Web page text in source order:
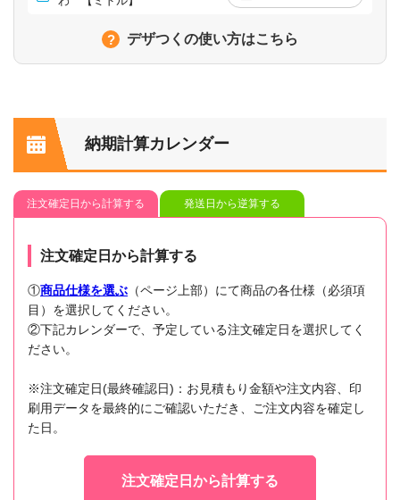
デザつくの使い方はこちら
納期計算カレンダー
注文確定日から計算する 発送日から逆算する
注文確定日から計算する
①商品仕様を選ぶ （ページ上部）にて商品の各仕様（必須項
目）を選択してください。
②下記カレンダーで、予定している注文確定日を選択してく
ださい。
※注文確定日(最終確認日)：お見積もり金額や注文内容、印
刷用データを最終的にご確認いただき、ご注文内容を確定し
た日。
注文確定日から計算する